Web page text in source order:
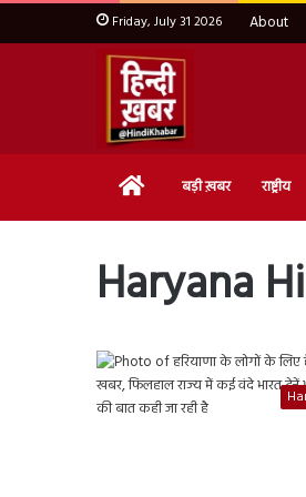
Friday, July 31 2026 About
Home बड़ी ख़बर राष्ट्रीय
Haryana